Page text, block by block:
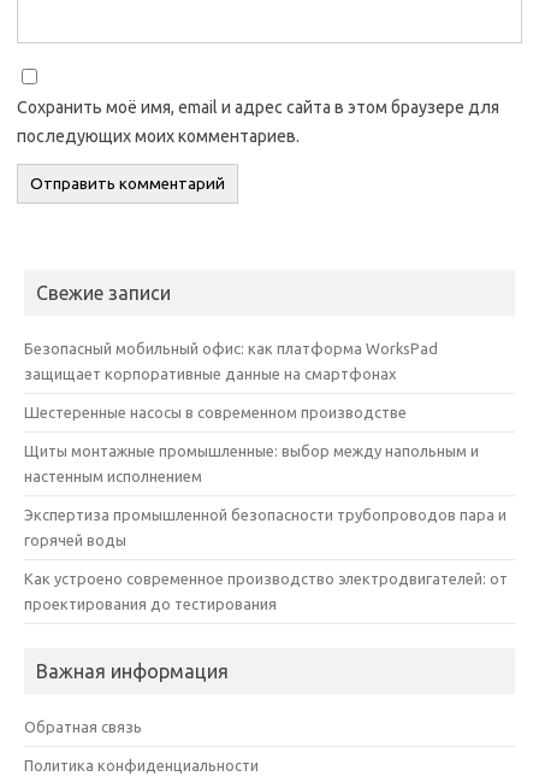
Сохранить моё имя, email и адрес сайта в этом браузере для
последующих моих комментариев.
Свежие записи
Безопасный мобильный офис: как платформа WorksPad
защищает корпоративные данные на смартфонах
Шестеренные насосы в современном производстве
Щиты монтажные промышленные: выбор между напольным и
настенным исполнением
Экспертиза промышленной безопасности трубопроводов пара и
горячей воды
Как устроено современное производство электродвигателей: от
проектирования до тестирования
Важная информация
Обратная связь
Политика конфиденциальности